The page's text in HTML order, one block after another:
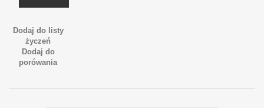
Dodaj do listy
życzeń
Dodaj do
porówania